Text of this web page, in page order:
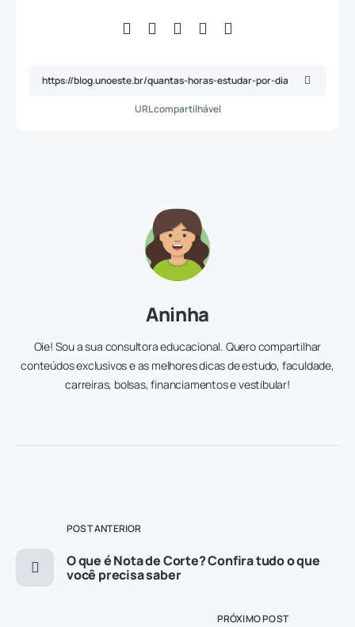
URL compartilhável
Aninha
Oie! Sou a sua consultora educacional. Quero compartilhar
conteúdos exclusivos e as melhores dicas de estudo, faculdade,
carreiras, bolsas, financiamentos e vestibular!
POST ANTERIOR
O que é Nota de Corte? Confira tudo o que
você precisa saber
PRÓXIMO POST